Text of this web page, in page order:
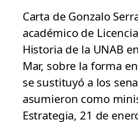
Carta de Gonzalo
académico de
Historia de la UNAB
Mar, sobre la forma
se sustituyó a los
asumieron como
Estrategia, 21 de